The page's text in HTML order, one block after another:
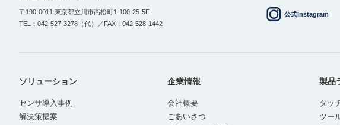
〒190-0011 東京都立川市高松町1-100-25-5F
TEL：042-527-3278（代）／FAX：042-528-1442
公式Instagram
ソリューション
センサ導入事例
解決策提案
企業情報
会社概要
ごあいさつ
製品
タッ
ツー